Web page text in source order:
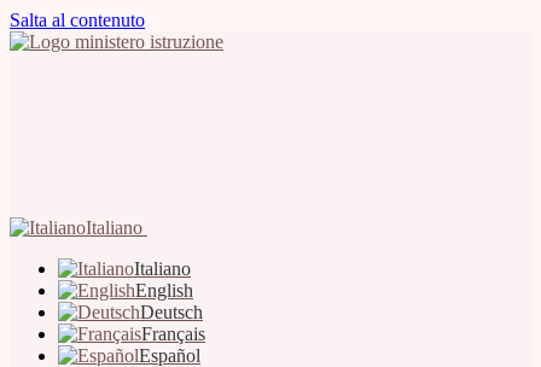
Salta al contenuto
Italiano
Italiano
English
Deutsch
Français
Español